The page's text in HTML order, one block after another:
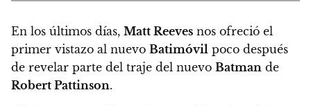
En los últimos días, Matt Reeves nos ofreció el
primer vistazo al nuevo Batimóvil poco después
de revelar parte del traje del nuevo Batman de
Robert Pattinson.